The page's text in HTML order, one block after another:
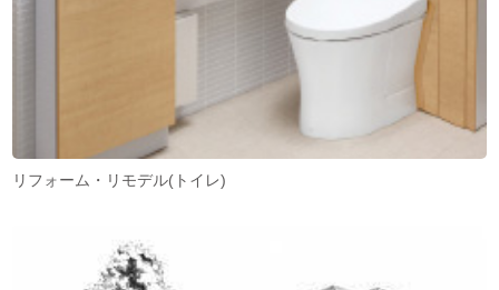
リフォーム・リモデル(トイレ)